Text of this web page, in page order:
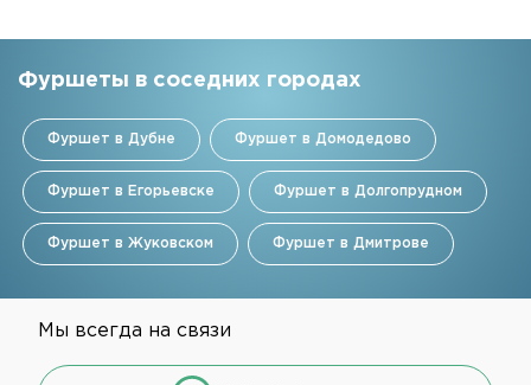
Фуршеты в соседних городах
Фуршет в Дубне Фуршет в Домодедово
Фуршет в Егорьевске Фуршет в Долгопрудном
Фуршет в Жуковском Фуршет в Дмитрове
Мы всегда на связи